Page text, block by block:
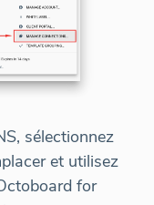
sélectionnez
et utilisez
for